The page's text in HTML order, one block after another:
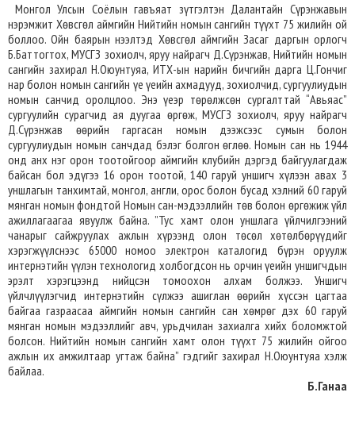
Монгол Улсын Соёлын гавъяат зүтгэлтэн Далантайн Сүрэнжавын
нэрэмжит Хөвсгөл аймгийн Нийтийн номын сангийн түүхт 75 жилийн ой
боллоо. Ойн баярын нээлтэд Хөвсгөл аймгийн Засаг даргын орлогч
Б.Баттогтох, МУСГЗ зохиолч, яруу найрагч Д.Сүрэнжав, Нийтийн номын
сангийн захирал Н.Оюунтуяа, ИТХ-ын нарийн бичгийн дарга Ц.Гончиг
нар болон номын сангийн үе үеийн ахмадууд, зохиолчид, сургуулиудын
номын санчид оролцлоо. Энэ үеэр төрөлжсөн сургалттай “Авьяас”
сургуулийн сурагчид ая дуугаа өргөж, МУСГЗ зохиолч, яруу найрагч
Д.Сүрэнжав өөрийн гаргасан номын дээжсээс сумын болон
сургуулиудын номын санчдад бэлэг болгон өглөө. Номын сан нь 1944
онд анх нэг орон тоотойгоор аймгийн клубийн дэргэд байгуулагдаж
байсан бол эдүгээ 16 орон тоотой, 140 гаруй уншигч хүлээн авах 3
уншлагын танхимтай, монгол, англи, орос болон бусад хэлний 60 гаруй
мянган номын фондтой Номын сан-мэдээллийн төв болон өргөжиж үйл
ажиллагаагаа явуулж байна. ”Тус хамт олон уншлага үйлчилгээний
чанарыг сайжруулах ажлын хүрээнд олон төсөл хөтөлбөрүүдийг
хэрэгжүүлснээс 65000 номоо электрон каталогид бүрэн оруулж
интернэтийн үүлэн технологид холбогдсон нь орчин үеийн уншигчдын
эрэлт хэрэгцээнд нийцсэн томоохон алхам болжээ. Уншигч
үйлчлүүлэгчид интернэтийн сүлжээ ашиглан өөрийн хүссэн цагтаа
байгаа газраасаа аймгийн номын сангийн сан хөмрөг дэх 60 гаруй
мянган номын мэдээллийг авч, урьдчилан захиалга хийх боломжтой
болсон. Нийтийн номын сангийн хамт олон түүхт 75 жилийн ойгоо
ажлын их амжилтаар угтаж байна” гэдгийг захирал Н.Оюунтуяа хэлж
байлаа.
Б.Ганаа